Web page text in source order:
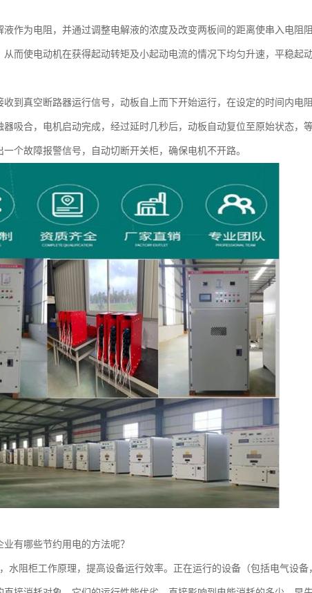
作为电阻，并通过调整电解液的浓度及改变两板间的距离使串入电阻
而使电动机在获得起动转矩及小起动电流的情况下均匀升速，平稳起
到真空断路器运行信号，动板自上而下开始运行，在设定的时间内电
吸合，电机启动完成，经过延时几秒后，动板自动复位至原始状态，
个故障报警信号，自动切断开关柜，确保电机不开路。
有哪些节约用电的方法呢？
水阻柜工作原理，提高设备运行效率。正在运行的设备（包括电气设备